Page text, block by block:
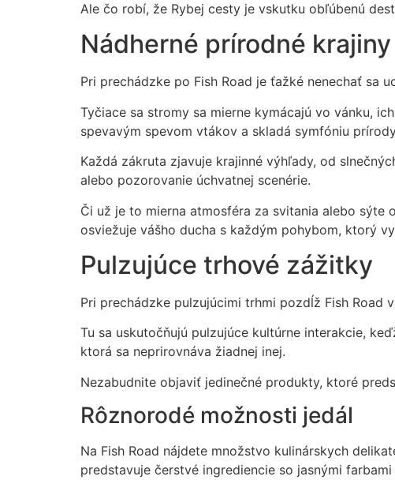
Ale čo robí, že Rybej cesty je vskutku obľúbenú
Nádherné prírodné krajiny
Pri prechádzke po Fish Road je ťažké nenechať sa
Tyčiace sa stromy sa mierne kymácajú vo vánku,
spevavým spevom vtákov a skladá symfóniu
Každá zákruta zjavuje krajinné výhľady, od
alebo pozorovanie úchvatnej scenérie.
Či už je to mierna atmosféra za svitania alebo sýte
osviežuje vášho ducha s každým pohybom, ktorý
Pulzujúce trhové zážitky
Pri prechádzke pulzujúcimi trhmi pozdĺž Fish Road
Tu sa uskutočňujú pulzujúce kultúrne interakcie,
ktorá sa neprirovnáva žiadnej inej.
Nezabudnite objaviť jedinečné produkty, ktoré
Rôznorodé možnosti jedál
Na Fish Road nájdete množstvo kulinárskych
predstavuje čerstvé ingrediencie so jasnými